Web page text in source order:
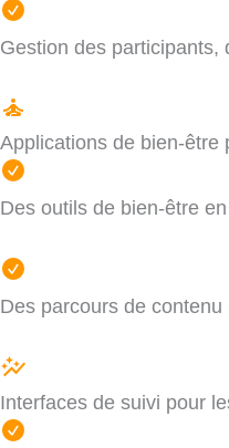
Gestion des participants,
Applications de bien-être
Des outils de bien-être
Des parcours de
Interfaces de suivi pour